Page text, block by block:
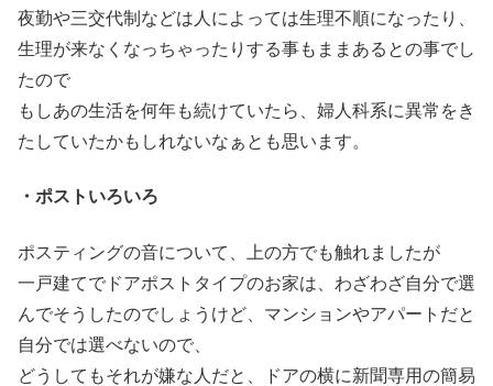
夜勤や三交代制などは人によっては生理不順になったり、
生理が来なくなっちゃったりする事もままあるとの事でし
たので
もしあの生活を何年も続けていたら、婦人科系に異常をき
たしていたかもしれないなぁとも思います。
・ポストいろいろ
ポスティングの音について、上の方でも触れましたが
一戸建てでドアポストタイプのお家は、わざわざ自分で選
んでそうしたのでしょうけど、マンションやアパートだと
自分では選べないので、
どうしてもそれが嫌な人だと、ドアの横に新聞専用の簡易